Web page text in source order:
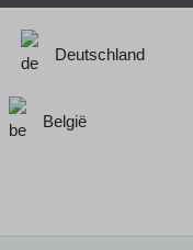
Deutschland
België